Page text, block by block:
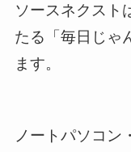
ソースネクスト
たる「毎日じゃ
ます。
ノートパソコン